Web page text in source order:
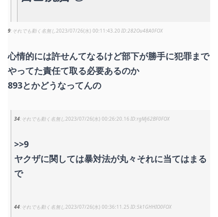
9 それでも動く名無し 2023/07/26(水) 00:11:43.20 282Ou48A0FOX
心情的には許せんてなるけど部下が勝手に犯罪まで
やってた責任て取る必要あるのか
893とかどうなってんの
34 それでも動く名無し 2023/07/26(水) 00:26:20.16 rgMj62BF0FOX
>>9
ヤクザに関しては暴対法が丸々それに当てはまる
で
44 それでも動く名無し 2023/07/26(水) 00:36:11.25 5k1GHHIO0FOX